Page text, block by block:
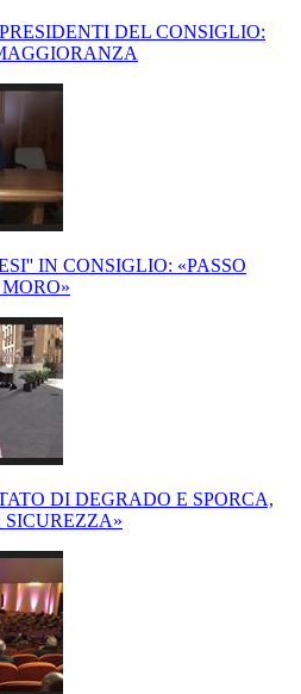
DEL CONSIGLIO:
IN CONSIGLIO: «PASSO
DI DEGRADO E SPORCA,
SICUREZZA»